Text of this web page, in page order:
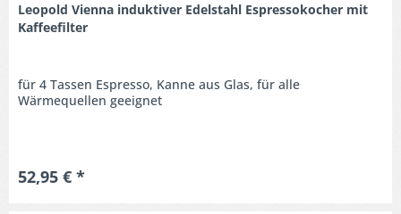
Leopold Vienna induktiver Edelstahl Espressokocher mit
Kaffeefilter
für 4 Tassen Espresso, Kanne aus Glas, für alle
Wärmequellen geeignet
52,95 € *